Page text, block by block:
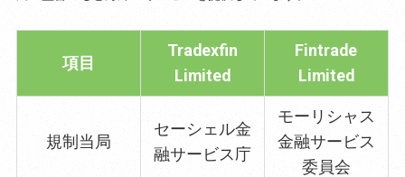
項目
Tradexfin
Limited
Fintrade
Limited
規制当局
セーシェル金
融サービス庁
モーリシャス
金融サービス
委員会